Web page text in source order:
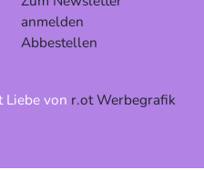
anmelden
Abbestellen
von r.ot Werbegrafik